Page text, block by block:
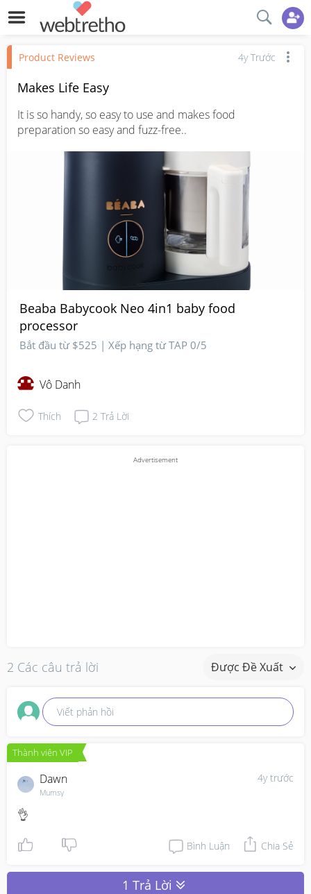
Product Reviews 4y Trước
Makes Life Easy
It is so handy, so easy to use and makes food
preparation so easy and fuzz-free..
Beaba Babycook Neo 4in1 baby food
processor
Bắt đầu từ $525 | Xếp hạng từ TAP 0/5
Vô Danh
Thích 2 Trả Lời
2 Các câu trả lời Được Đề Xuất
Viết phản hồi
Thành viên VIP
4y trước
Dawn
Mumsy
👌
Bình Luận Chia Sẻ
1 Trả Lời